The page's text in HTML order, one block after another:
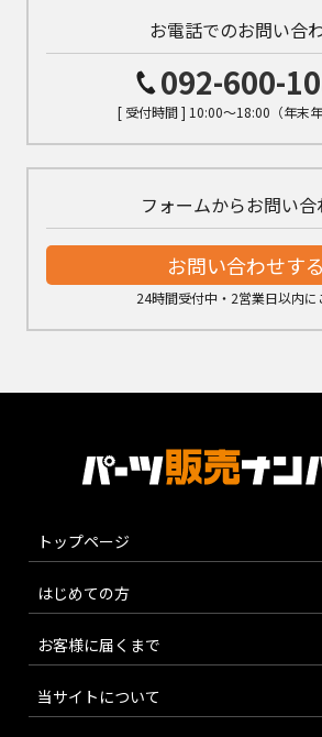
お電話でのお問い合
092-600-
[ 受付時間 ] 10:00～18:00（年末年
フォームからお問い合
お問い合わせする
24時間受付中・2営業日以内に
トップページ
はじめての方
お客様に届くまで
当サイトについて